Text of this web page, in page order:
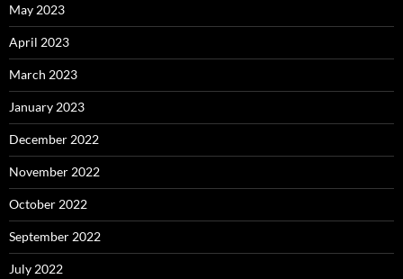
May 2023
April 2023
March 2023
January 2023
December 2022
November 2022
October 2022
September 2022
July 2022